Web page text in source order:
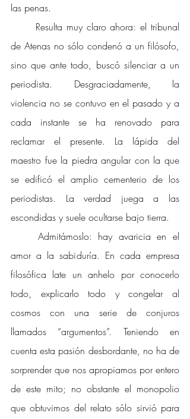
las penas.
Resulta muy claro ahora: el tribunal
de Atenas no sólo condenó a un filósofo,
sino que ante todo, buscó silenciar a un
periodista. Desgraciadamente, la
violencia no se contuvo en el pasado y a
cada instante se ha renovado para
reclamar el presente. La lápida del
maestro fue la piedra angular con la que
se edificó el amplio cementerio de los
periodistas. La verdad juega a las
escondidas y suele ocultarse bajo tierra.
Admitámoslo: hay avaricia en el
amor a la sabiduría. En cada empresa
filosófica late un anhelo por conocerlo
todo, explicarlo todo y congelar al
cosmos con una serie de conjuros
llamados “argumentos”. Teniendo en
cuenta esta pasión desbordante, no ha de
sorprender que nos apropiamos por entero
de este mito; no obstante el monopolio
que obtuvimos del relato sólo sirvió para